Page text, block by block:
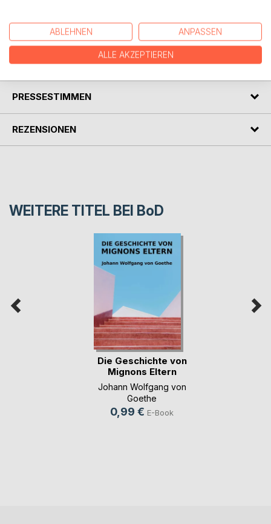
veröffentlicht wurde.
AUTOR/IN
PRESSESTIMMEN
REZENSIONEN
WEITERE TITEL BEI BoD
Die Geschichte von
Mignons Eltern
Johann Wolfgang von
Goethe
0,99 € E-Book
ABLEHNEN ANPASSEN
ALLE AKZEPTIEREN